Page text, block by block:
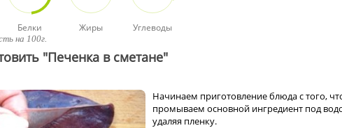
Белки Жиры Углеводы
на 100г.
"Печенка в сметане"
Начинаем приготовление блюда с того,
промываем основной ингредиент под
удаляя пленку.